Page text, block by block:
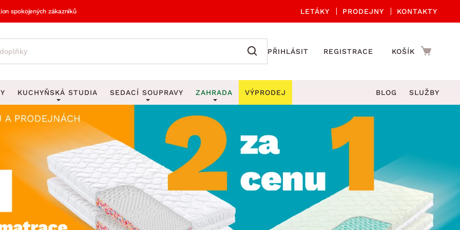
spokojených zákazníků LETÁKY PRODEJNY KONTAKTY
PŘIHLÁSIT REGISTRACE KOŠÍK
DEKORACE
Obrazy
Zrcadla
Hodiny
Vázy
Zobrazit vše
UKLÁDÁNÍ A ORGANIZACE
Věšáky na klíče
Stojany na deštníky
Stojany na noviny
Stojany na oblečení
Zobrazit vše
DROBNÉ BYTOVÉ DOPLŇKY
Kuchyňské příslušenství
Zahradní doplňky
KUCHYŇSKÁ STUDIA SEDACÍ SOUPRAVY
Sedací soupravy do U
Rohové sedací soupravy
Sedací soupravy 3-2-1
Sedací soupravy na míru
ZAHRADA
Zahradní židle a křesla
Zahradní stoly
Zahradní houpačky
Zahradní lehátka
VÝPRODEJ BLOG SLUŽBY